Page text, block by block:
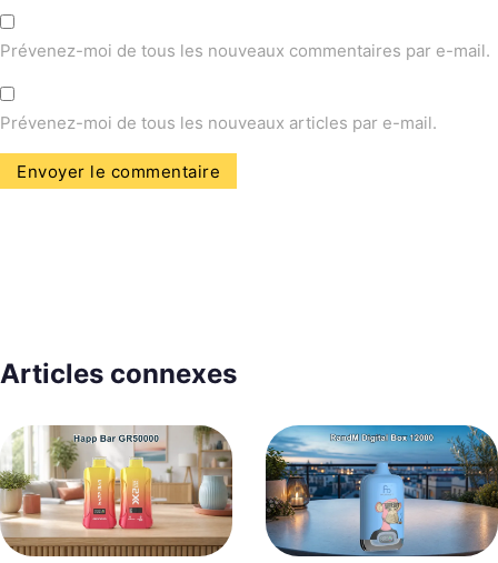
Prévenez-moi de tous les nouveaux commentaires par e-mail.
Prévenez-moi de tous les nouveaux articles par e-mail.
Articles connexes